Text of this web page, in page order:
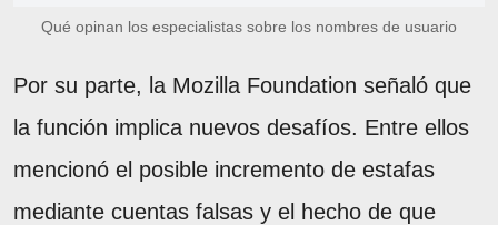
Qué opinan los especialistas sobre los nombres de usuario
Por su parte, la Mozilla Foundation señaló que
la función implica nuevos desafíos. Entre ellos
mencionó el posible incremento de estafas
mediante cuentas falsas y el hecho de que